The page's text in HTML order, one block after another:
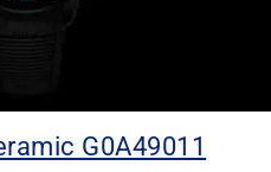
G0A49011